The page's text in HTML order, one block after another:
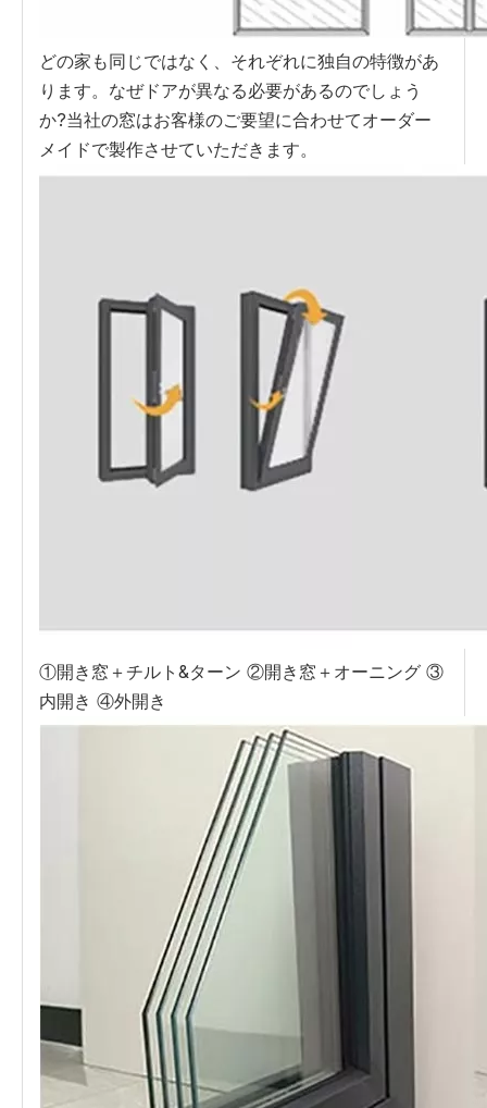
どの家も同じではなく、それぞれに独自の特徴があ
ります。なぜドアが異なる必要があるのでしょう
か?当社の窓はお客様のご要望に合わせてオーダー
メイドで製作させていただきます。
①開き窓＋チルト&ターン ②開き窓＋オーニング ③
内開き ④外開き